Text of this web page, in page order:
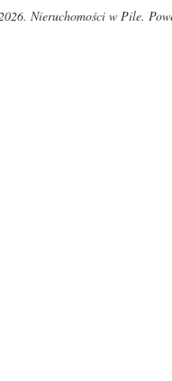
Nieruchomości w Pile.